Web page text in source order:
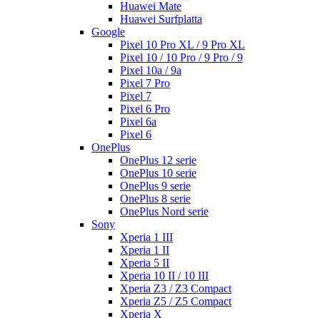
Huawei Mate
Huawei Surfplatta
Google
Pixel 10 Pro XL / 9 Pro XL
Pixel 10 / 10 Pro / 9 Pro / 9
Pixel 10a / 9a
Pixel 7 Pro
Pixel 7
Pixel 6 Pro
Pixel 6a
Pixel 6
OnePlus
OnePlus 12 serie
OnePlus 10 serie
OnePlus 9 serie
OnePlus 8 serie
OnePlus Nord serie
Sony
Xperia 1 III
Xperia 1 II
Xperia 5 II
Xperia 10 II / 10 III
Xperia Z3 / Z3 Compact
Xperia Z5 / Z5 Compact
Xperia X